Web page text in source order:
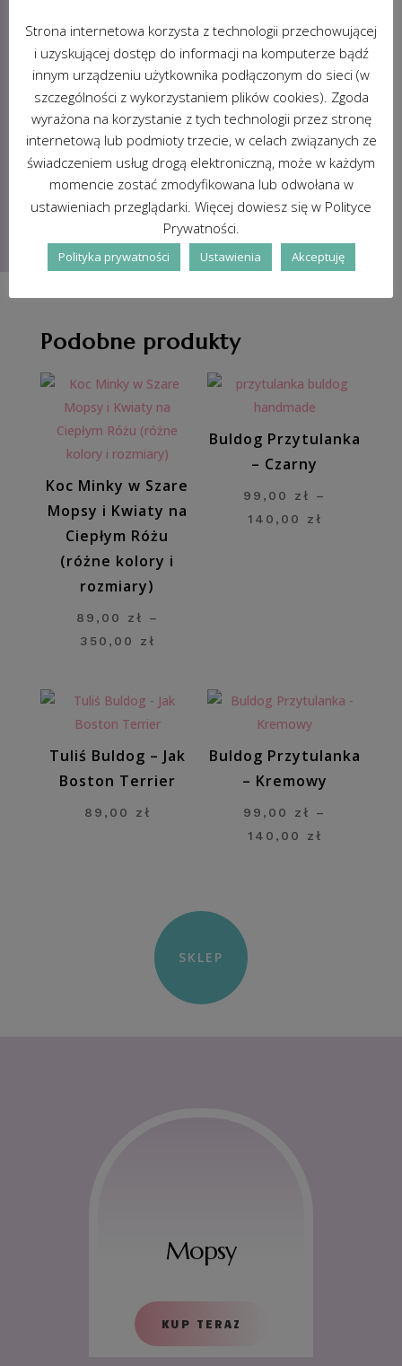
zdjęciach, ze względu na różne ustawienia
monitora komputera lub ekranu telefonu.
Dodatkowe informacje
Podobne produkty
Koc Minky w Szare
Mopsy i Kwiaty na
Ciepłym Różu
(różne kolory i
rozmiary)
89,00 zł
–
350,00 zł
89,00 zł
do
350,00 zł
Buldog Przytulanka
– Czarny
99,00 zł
–
140,00 zł
Tuliś Buldog – Jak
Boston Terrier
89,00 zł
Buldog Przytulanka
– Kremowy
99,00 zł
–
140,00 zł
SKLEP
Mopsy
KUP TERAZ
Strona internetowa korzysta z technologii przechowującej
i uzyskującej dostęp do informacji na komputerze bądź
innym urządzeniu użytkownika podłączonym do sieci (w
szczególności z wykorzystaniem plików cookies). Zgoda
wyrażona na korzystanie z tych technologii przez stronę
internetową lub podmioty trzecie, w celach związanych ze
świadczeniem usług drogą elektroniczną, może w każdym
momencie zostać zmodyfikowana lub odwołana w
ustawieniach przeglądarki. Więcej dowiesz się w Polityce
Prywatności.
Polityka prywatności Ustawienia Akceptuję